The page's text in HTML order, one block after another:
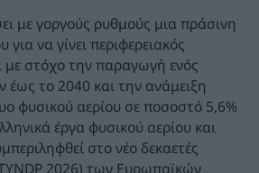
με γοργούς ρυθμούς μια πράσινη
για να γίνει περιφερειακός
με στόχο την παραγωγή ενός
έως το 2040 και την ανάμειξη
φυσικού αερίου σε ποσοστό 5,6%
έργα φυσικού αερίου και
στο νέο δεκαετές
2026) των Ευρωπαϊκών